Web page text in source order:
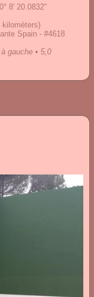
8' 20.0832"
kilomèters)
Spain - #4618
gauche • 5,0